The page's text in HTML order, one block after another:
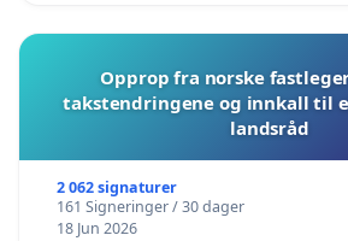
Opprop fra norske
takstendringene og innkall til
landsråd
2 062 signaturer
161 Signeringer / 30 dager
18 Jun 2026